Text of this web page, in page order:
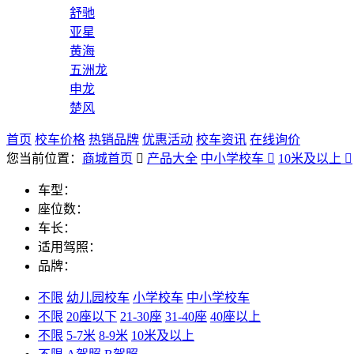
舒驰
亚星
黄海
五洲龙
申龙
楚风
首页 校车价格 热销品牌 优惠活动 校车资讯 在线询价
您当前位置： 商城首页  产品大全 中小学校车  10米及以上 
车型：
座位数：
车长：
适用驾照：
品牌：
不限 幼儿园校车 小学校车 中小学校车
不限 20座以下 21-30座 31-40座 40座以上
不限 5-7米 8-9米 10米及以上